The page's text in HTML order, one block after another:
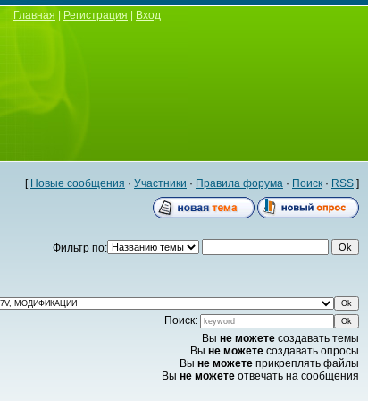
Главная Регистрация Вход
[ Новые сообщения · Участники · Правила форума · Поиск · RSS ]
Фильтр по:
Поиск:
Вы не можете создавать темы
Вы не можете создавать опросы
Вы не можете прикреплять файлы
Вы не можете отвечать на сообщения